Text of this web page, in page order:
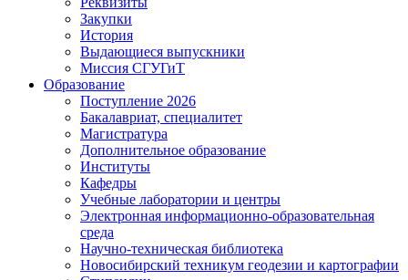
Закупки
История
Выдающиеся выпускники
Миссия СГУГиТ
Образование
Поступление 2026
Бакалавриат, специалитет
Магистратура
Дополнительное образование
Институты
Кафедры
Учебные лаборатории и центры
Электронная информационно-образовательная
среда
Научно-техническая библиотека
Новосибирский техникум геодезии и картографии